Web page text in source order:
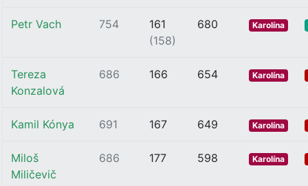
Petr Vach 754
161
(158)
680 Karolína
Tereza
Konzalová
686 166 654 Karolína
Kamil Kónya 691 167 649 Karolína
Miloš
Miličevič
686 177 598 Karolína